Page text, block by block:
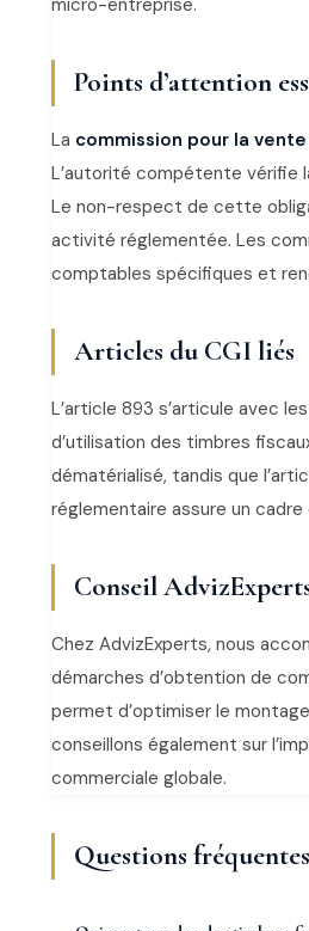
micro-entreprise.
Points d’attention
La commission pour la
L’autorité compétente vérifie
Le non-respect de cette
activité réglementée. Les
comptables spécifiques et
Articles du CGI liés
L’article 893 s’articule avec
d’utilisation des timbres
dématérialisé, tandis que
réglementaire assure un
Conseil
Chez AdvizExperts, nous
démarches d’obtention de
permet d’optimiser le
conseillons également sur
commerciale globale.
Questions